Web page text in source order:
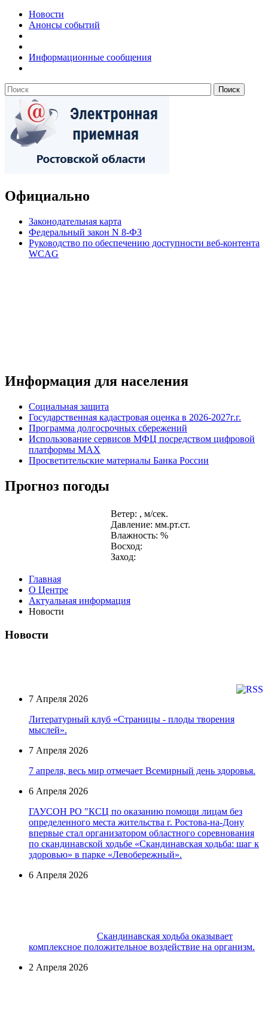
Новости
Анонсы событий
Информационные сообщения
Официально
Законодательная карта
Федеральный закон N 8-ФЗ
Руководство по обеспечению доступности веб-контента
WCAG
Информация для населения
Социальная защита
Государственная кадастровая оценка в 2026-2027г.г.
Программа долгосрочных сбережений
Использование сервисов МФЦ посредством цифровой
платформы MAX
Просветительские материалы Банка России
Прогноз погоды
Ветер: , м/сек.
Давление: мм.рт.ст.
Влажность: %
Восход:
Заход:
Главная
О Центре
Актуальная информация
Новости
Новости
7 Апреля 2026
Литературный клуб «Страницы - плоды творения
мыслей».
7 Апреля 2026
7 апреля, весь мир отмечает Всемирный день здоровья.
6 Апреля 2026
ГАУСОН РО "КСЦ по оказанию помощи лицам без
определенного места жительства г. Ростова-на-Дону
впервые стал организатором областного соревнования
по скандинавской ходьбе «Скандинавская ходьба: шаг к
здоровью» в парке «Левобережный».
6 Апреля 2026
Скандинавская ходьба оказывает
комплексное положительное воздействие на организм.
2 Апреля 2026